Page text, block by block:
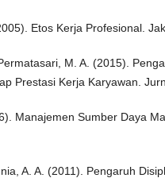
Etos Kerja Profesional.
M. A. (2015).
Prestasi Kerja Karyawan.
Manajemen Sumber Daya
A. A. (2011). Pengaruh